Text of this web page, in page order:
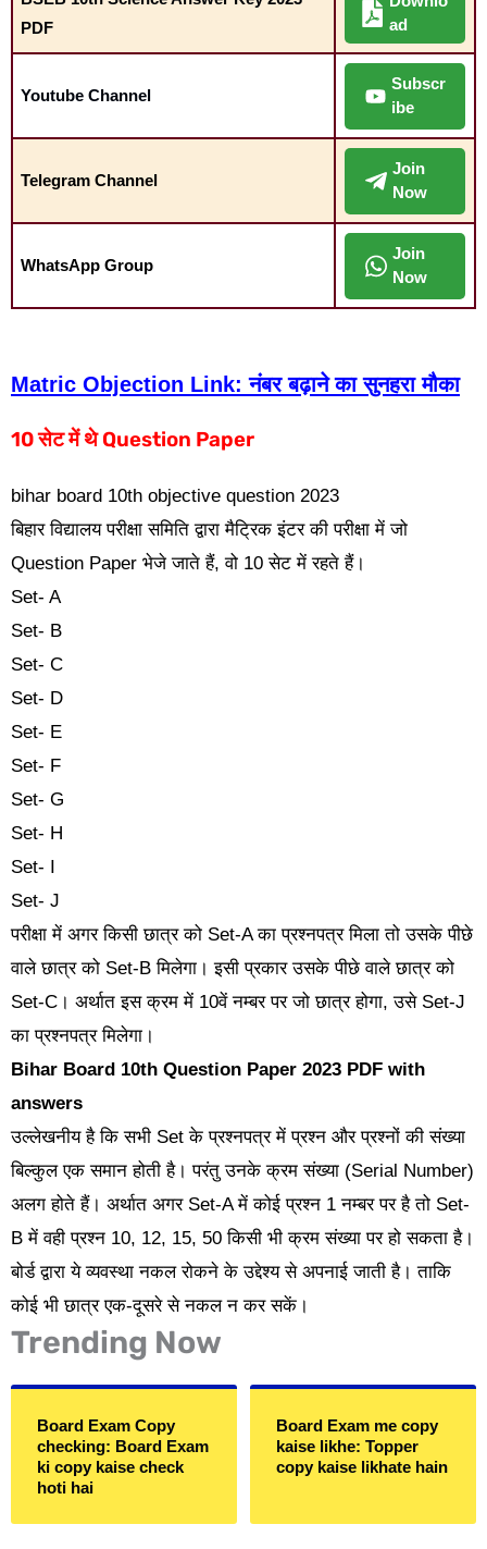
PDF
ad
Youtube Channel
Subscr
ibe
Telegram Channel
Join
Now
WhatsApp Group
Join
Now
Matric Objection Link: नंबर बढ़ाने का सुनहरा मौका
10 सेट में थे Question Paper
bihar board 10th objective question 2023
बिहार विद्यालय परीक्षा समिति द्वारा मैट्रिक इंटर की परीक्षा में जो
Question Paper भेजे जाते हैं, वो 10 सेट में रहते हैं।
Set- A
Set- B
Set- C
Set- D
Set- E
Set- F
Set- G
Set- H
Set- I
Set- J
परीक्षा में अगर किसी छात्र को Set-A का प्रश्नपत्र मिला तो उसके पीछे
वाले छात्र को Set-B मिलेगा। इसी प्रकार उसके पीछे वाले छात्र को
Set-C। अर्थात इस क्रम में 10वें नम्बर पर जो छात्र होगा, उसे Set-J
का प्रश्नपत्र मिलेगा।
Bihar Board 10th Question Paper 2023 PDF with
answers
उल्लेखनीय है कि सभी Set के प्रश्नपत्र में प्रश्न और प्रश्नों की संख्या
बिल्कुल एक समान होती है। परंतु उनके क्रम संख्या (Serial Number)
अलग होते हैं। अर्थात अगर Set-A में कोई प्रश्न 1 नम्बर पर है तो Set-
B में वही प्रश्न 10, 12, 15, 50 किसी भी क्रम संख्या पर हो सकता है।
बोर्ड द्वारा ये व्यवस्था नकल रोकने के उद्देश्य से अपनाई जाती है। ताकि
कोई भी छात्र एक-दूसरे से नकल न कर सकें।
Trending Now
Board Exam Copy
checking: Board Exam
ki copy kaise check
hoti hai
Board Exam me copy
kaise likhe: Topper
copy kaise likhate hain